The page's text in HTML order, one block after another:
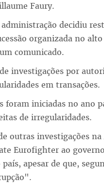
Faury.
decidiu
organizada no
comunicado.
investigações por
em transações.
foram iniciadas no ano
de irregularidades.
outras investigações
Eurofighter ao
apesar de que,